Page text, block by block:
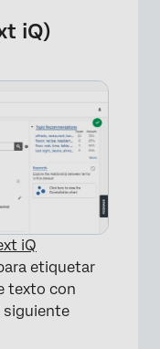
×
iQ)
iQ
etiquetar
texto con
siguiente